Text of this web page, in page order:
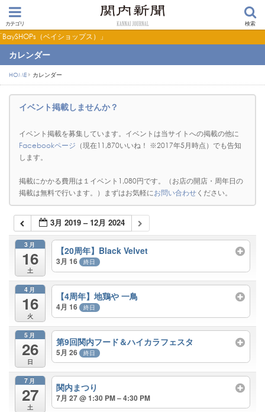
カテゴリ 検索
ョップス）」
カレンダー
HOME カレンダー
イベント掲載しませんか？
イベント掲載を募集しています。イベントは当サイトへの掲載の他に
Facebookページ （現在11,870いいね！ ※2017年5月時点）でも告知
します。
掲載にかかる費用は１イベント1,080円です。（お店の開店・周年日の
掲載は無料で行います。）まずはお気軽にお問い合わせください。
3月 2019 – 12月 2024
3月
16
土
【20周年】Black Velvet
3月 16 終日
4月
16
火
【4周年】地鶏や 一鳥
4月 16 終日
5月
26
日
第9回関内フード＆ハイカラフェスタ
5月 26 終日
7月
27
土
関内まつり
7月 27 @ 1:30 PM – 4:30 PM